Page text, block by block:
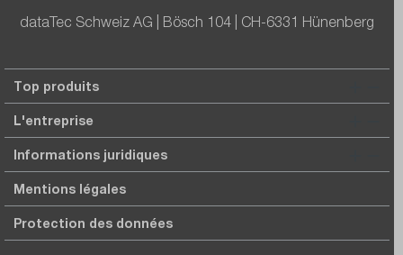
dataTec Schweiz AG | Bösch 104 | CH-6331 Hünenberg
Top produits
L'entreprise
Informations juridiques
Mentions légales
Protection des données